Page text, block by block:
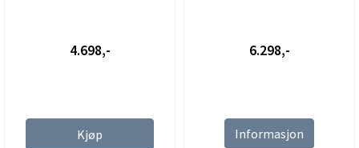
4.698,-
Kjøp
6.298,-
Informasjon